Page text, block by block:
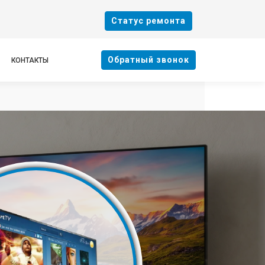
Cтатус ремонта
КОНТАКТЫ Oбратный звонок